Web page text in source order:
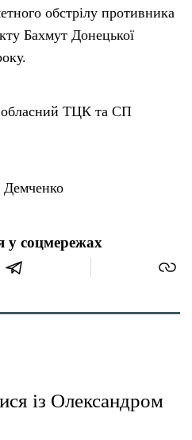
обстрілу противника
Бахмут Донецької
обласний ТЦК та СП
Демченко
у соцмережах
із Олександром